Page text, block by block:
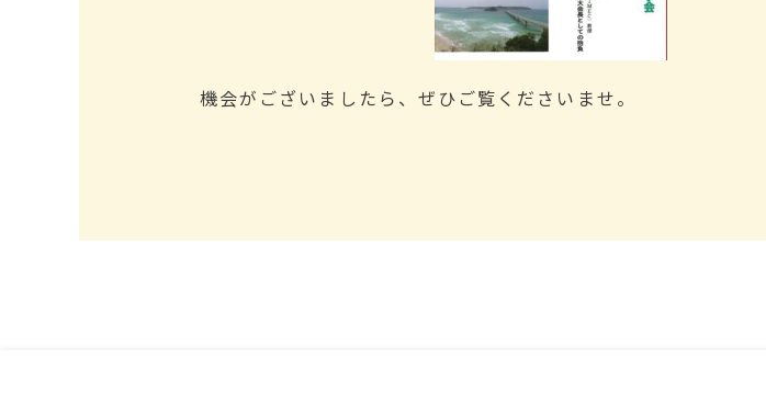
機会がございましたら、ぜひご覧くださいませ。